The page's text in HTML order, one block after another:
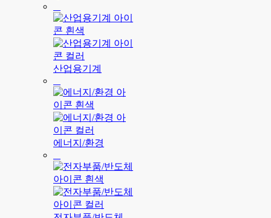
산업용기계
에너지/환경